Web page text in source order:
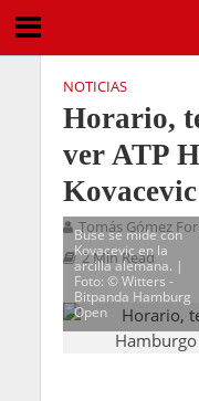
NOTICIAS
Horario,
ver ATP
Tomás Gómez
2 Min Read
Buse se mide con
Kovacevic en la
arcilla alemana. |
Foto: ©️ Witters -
Bitpanda Hamburg
Open